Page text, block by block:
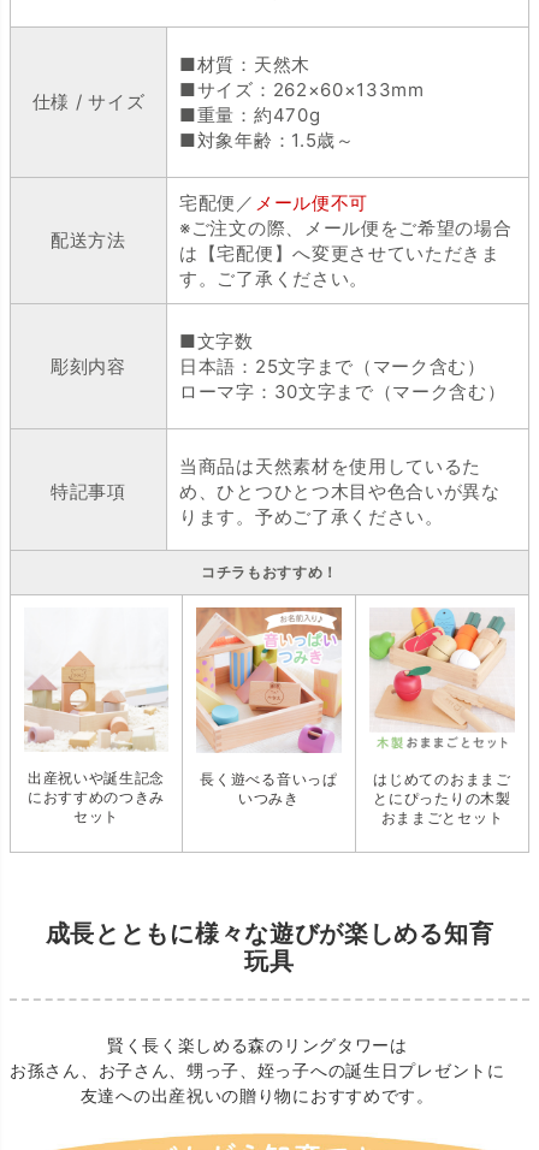
仕様 / サイズ
■材質：天然木
■サイズ：262×60×133mm
■重量：約470g
■対象年齢：1.5歳～
配送方法
宅配便／ メール便不可
※ご注文の際、メール便をご希望の場合
は【宅配便】へ変更させていただきま
す。ご了承ください。
彫刻内容
■文字数
日本語：25文字まで（マーク含む）
ローマ字：30文字まで（マーク含む）
特記事項
当商品は天然素材を使用しているた
め、ひとつひとつ木目や色合いが異な
ります。予めご了承ください。
コチラもおすすめ！
出産祝いや誕生記念
におすすめのつきみ
セット
長く遊べる音いっぱ
いつみき
はじめてのおままご
とにぴったりの木製
おままごとセット
成長とともに様々な遊びが楽しめる知育
玩具
賢く長く楽しめる森のリングタワーは
お孫さん、お子さん、甥っ子、姪っ子への誕生日プレゼントに
友達への出産祝いの贈り物におすすめです。